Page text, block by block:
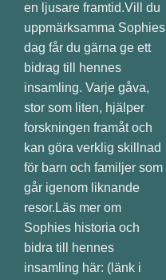
en ljusare framtid.Vill du
uppmärksamma Sophies
dag får du gärna ge ett
bidrag till hennes
insamling. Varje gåva,
stor som liten, hjälper
forskningen framåt och
kan göra verklig skillnad
för barn och familjer som
går igenom liknande
resor.Läs mer om
Sophies historia och
bidra till hennes
insamling här: (länk i